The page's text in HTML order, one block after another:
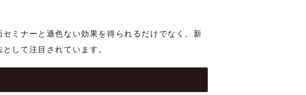
ミナーと遜色ない効果を得られるだけでなく、新
して注目されています。